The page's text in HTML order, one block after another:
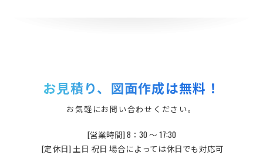
お見積り、図面作成は無料！
お気軽にお問い合わせください。
[営業時間] 8：30 ～ 17:30
[定休日] 土日 祝日 場合によっては休日でも対応可